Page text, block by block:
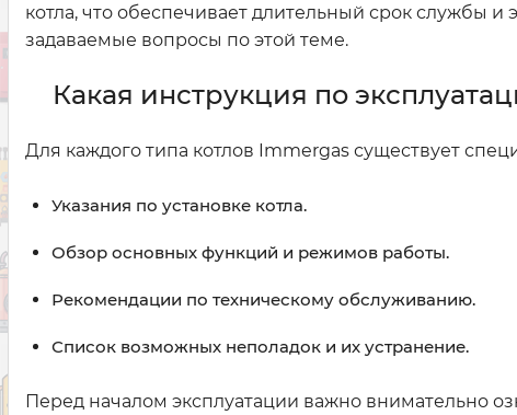
котла, что обеспечивает длительный срок службы
задаваемые вопросы по этой теме.
Какая инструкция по
Для каждого типа котлов Immergas существует
Указания по установке котла.
Обзор основных функций и режимов работы.
Рекомендации по техническому обслуживанию.
Список возможных неполадок и их устранение.
Перед началом эксплуатации важно внимательно